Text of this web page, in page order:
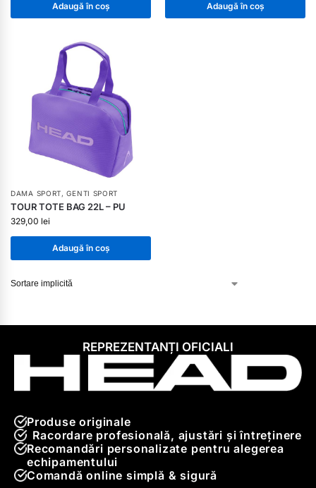
Adaugă în coș Adaugă în coș
DAMA SPORT,GENTI SPORT
TOUR TOTE BAG 22L – PU
329,00 lei
Adaugă în coș
REPREZENTANȚI OFICIALI
Produse originale
Racordare profesională, ajustări și întreținere
Recomandări personalizate pentru alegerea
echipamentului
Comandă online simplă & sigură